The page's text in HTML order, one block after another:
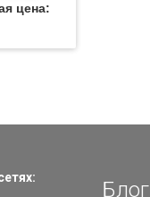
цена:
Блог